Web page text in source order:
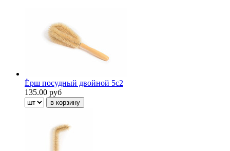
Ёрш посудный двойной 5с2
135.00 руб